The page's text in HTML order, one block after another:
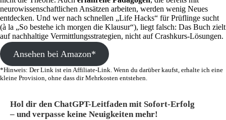
neurowissenschaftlichen Ansätzen arbeiten, werden wenig Neues
entdecken. Und wer nach schnellen „Life Hacks“ für Prüflinge sucht
(à la „So bestehe ich morgen die Klausur“), liegt falsch: Das Buch zielt
auf nachhaltige Vermittlungsstrategien, nicht auf Crashkurs-Lösungen.
Ansehen bei Amazon*
*Hinweis: Der Link ist ein Affiliate-Link. Wenn du darüber kaufst, erhalte ich eine
kleine Provision, ohne dass dir Mehrkosten entstehen.
Hol dir den ChatGPT-Leitfaden mit Sofort-Erfolg
– und verpasse keine Neuigkeiten mehr!